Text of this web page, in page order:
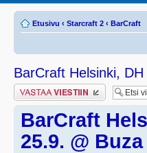
Etusivu ‹ Starcraft 2 ‹ BarCraft
BarCraft Helsinki,
Lähetä vastaus
BarCraft
25.9. @ Buza